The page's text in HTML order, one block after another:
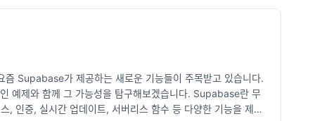
이 중요합니다. 기업 조사 방법 공식 웹사이트 및 기술 블로그
채용 공고 분석 요구하는 기술 및 업무 내용 확인 연봉 및 복
확인 사내 분위기, 야근 문화, 복지 제도 등의 정보를 얻기 네
업에서 현직자들과 교류 기업 재무 상태 및 성장 가능성 확인 상
회를 잡을 확률이 높아집니다. 네트워킹 방법 기존 동료 및 친구
보 교류 컨퍼런스, 밋업, 개발자 행사 참석 (AWS Summit, G
통한 채용이 활발하기 때문에, 지인을 통한 추천이 서류 합격률
제외할 파일이나 디렉터리를 지정합니다. 주요 설정 옵션 co
로 트랜스파일링될 ECMAScript 버전을 설정합니다. 예:
"AMD" Tip: Node.js 환경에서는 CommonJS를, 최신 브
니다. 엄격 모드가 활성화되면 문법 검사를 강력하게 해줍니다.
"compilerOptions": { "baseUrl": "./", "paths": { "@compone
. import { Button } from "@components/Button"; include
*"는 src 폴더의 모든 파일을 포함합니다. exclude: 특정 파일
Supabase가 제공하는 새로운 기능들이 주목받고 있습니다.
예제와 함께 그 가능성을 탐구해보겠습니다. Supabase란 무
인증, 실시간 업데이트, 서버리스 함수 등 다양한 기능을 제공